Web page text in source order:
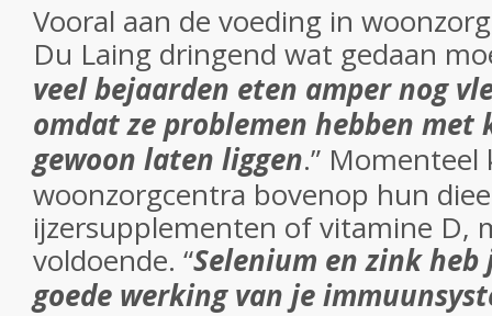
Vooral aan de voeding in
Du Laing dringend wat gedaan
veel bejaarden eten amper nog
omdat ze problemen hebben met
gewoon laten liggen.”
woonzorgcentra bovenop hun
ijzersupplementen of vitamine D,
voldoende. “Selenium en zink heb
goede werking van je